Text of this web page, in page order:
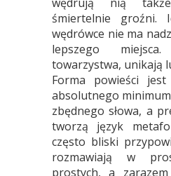
śmiertelnie groźni.
wędrówce nie ma
lepszego
towarzystwa, unikają
Forma powieści
absolutnego
zbędnego słowa, a
tworzą język
często bliski
rozmawiają w
prostych, a